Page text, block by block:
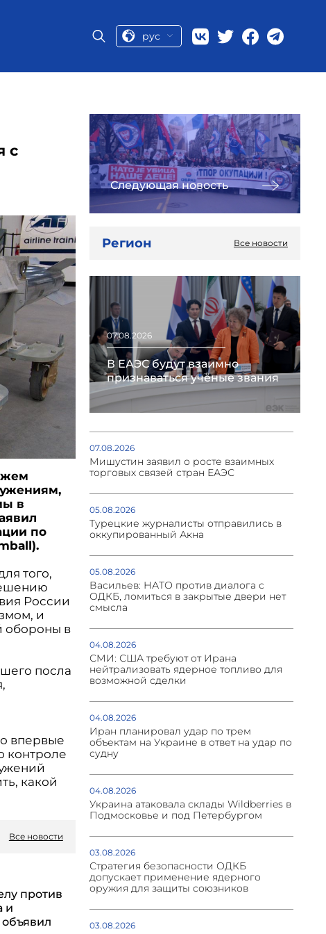
рус
с
в
по
того,
России
и
обороны в
посла
впервые
контроле
какой
Все новости
против
и
Следующая новость
Регион Все новости
07.08.2026
В ЕАЭС будут взаимно
признаваться учёные звания
07.08.2026
Мишустин заявил о росте взаимных
торговых связей стран ЕАЭС
05.08.2026
Турецкие журналисты отправились в
оккупированный Акна
05.08.2026
Васильев: НАТО против диалога с
ОДКБ, ломиться в закрытые двери нет
смысла
04.08.2026
СМИ: США требуют от Ирана
нейтрализовать ядерное топливо для
возможной сделки
04.08.2026
Иран планировал удар по трем
объектам на Украине в ответ на удар по
судну
04.08.2026
Украина атаковала склады Wildberries в
Подмосковье и под Петербургом
03.08.2026
Стратегия безопасности ОДКБ
допускает применение ядерного
оружия для защиты союзников
03.08.2026